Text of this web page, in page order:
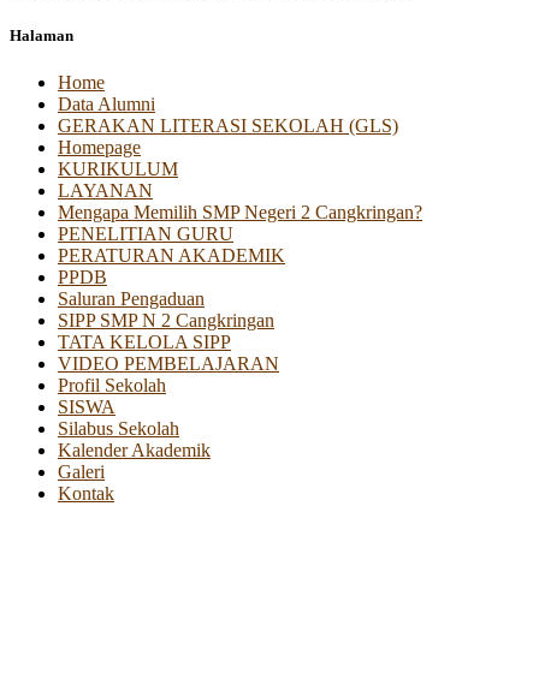
Halaman
Home
Data Alumni
GERAKAN LITERASI SEKOLAH (GLS)
Homepage
KURIKULUM
LAYANAN
Mengapa Memilih SMP Negeri 2 Cangkringan?
PENELITIAN GURU
PERATURAN AKADEMIK
PPDB
Saluran Pengaduan
SIPP SMP N 2 Cangkringan
TATA KELOLA SIPP
VIDEO PEMBELAJARAN
Profil Sekolah
SISWA
Silabus Sekolah
Kalender Akademik
Galeri
Kontak